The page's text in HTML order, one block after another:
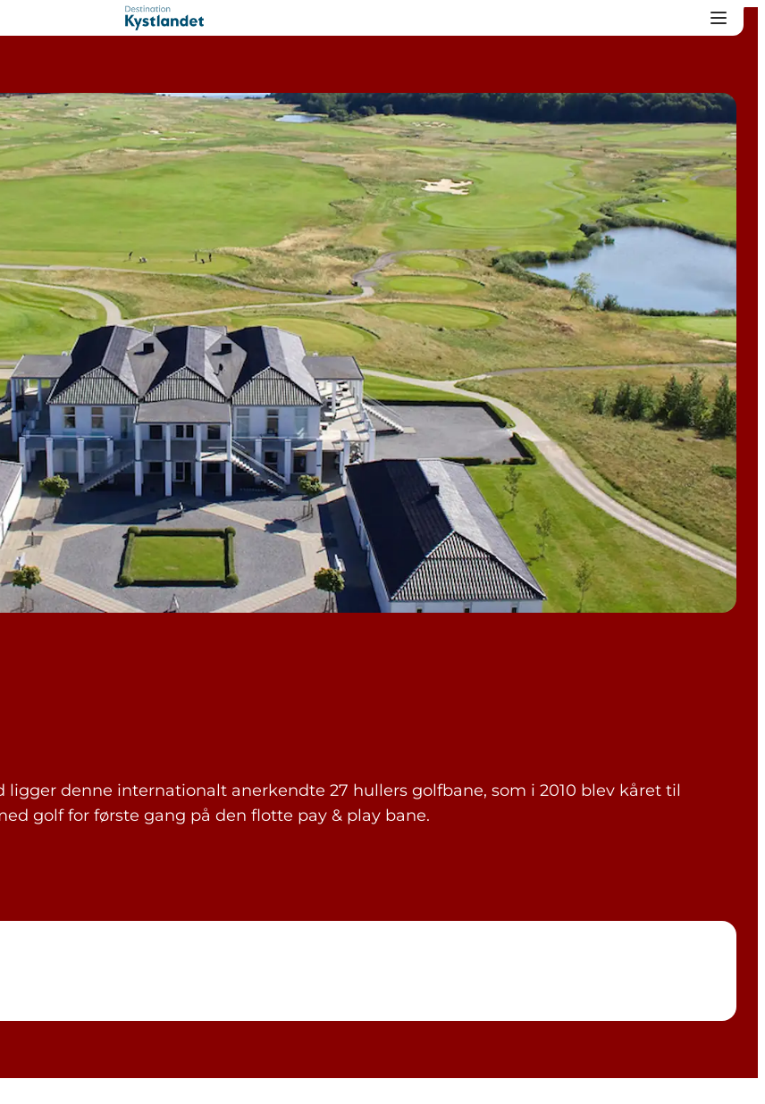
denne internationalt anerkendte 27 hullers golfbane, som i 2010 blev kåret til
golf for første gang på den flotte pay & play bane.